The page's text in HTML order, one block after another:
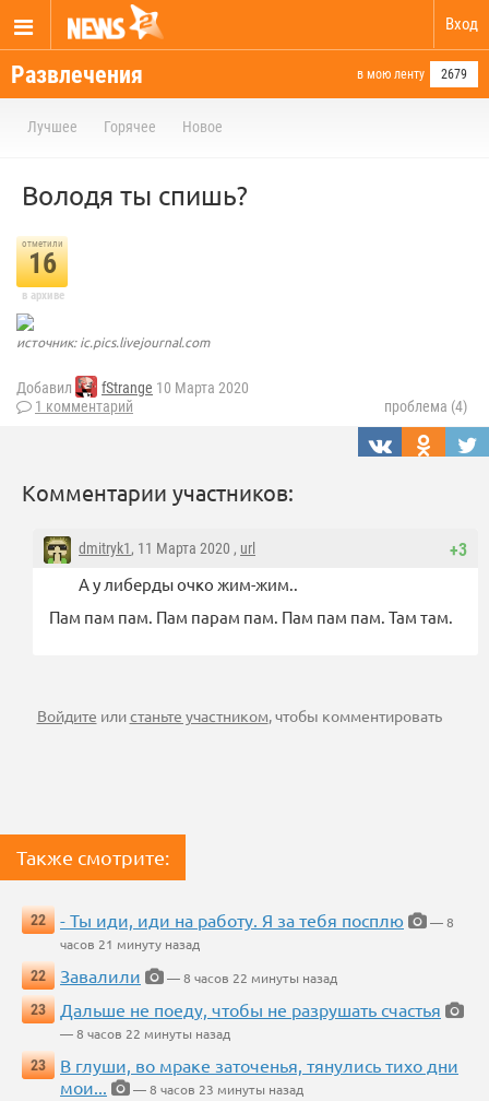
Вход
Развлечения в мою ленту 2679
Лучшее Горячее Новое
Володя ты спишь?
отметили
16
в архиве
источник: ic.pics.livejournal.com
Добавил fStrange 10 Марта 2020
1 комментарий
проблема (4)
Комментарии участников:
+3
dmitryk1, 11 Марта 2020 , url
А у либерды очко жим-жим..
Пам пам пам. Пам парам пам. Пам пам пам. Там там.
Войдите илистаньте участником, чтобы комментировать
Также смотрите:
22 - Ты иди, иди на работу. Я за тебя посплю
— 8
часов 21 минуту назад
22
Завалили
— 8 часов 22 минуты назад
23
Дальше не поеду, чтобы не разрушать счастья
— 8 часов 22 минуты назад
23
В глуши, во мраке заточенья, тянулись тихо дни
мои...
— 8 часов 23 минуты назад